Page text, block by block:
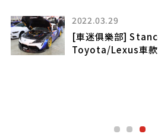
2022.03.29
[車迷俱樂部]
Toyota/Lexus車